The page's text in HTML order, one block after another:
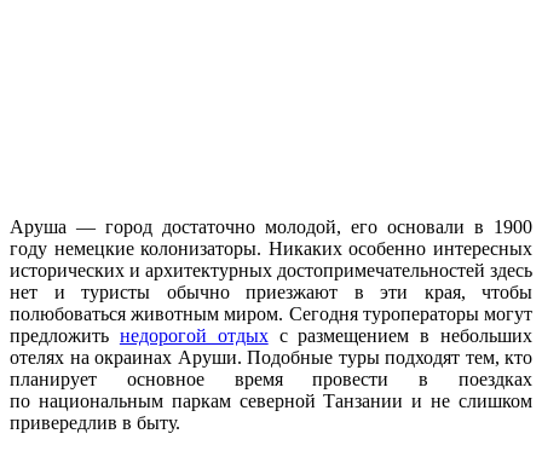
Аруша — город достаточно молодой, его основали в 1900
году немецкие колонизаторы. Никаких особенно интересных
исторических и архитектурных достопримечательностей здесь
нет и туристы обычно приезжают в эти края, чтобы
полюбоваться животным миром. Сегодня туроператоры могут
предложить недорогой отдыхс размещением в небольших
отелях на окраинах Аруши. Подобные туры подходят тем, кто
планирует основное время провести в поездках
по национальным паркам северной Танзании и не слишком
привередлив в быту.